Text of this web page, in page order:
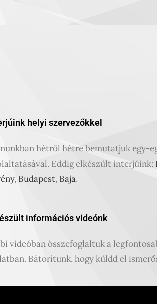
helyi szervezőkkel
hétről hétre bemutatjuk egy-
Eddig elkészült interjúink:
, Budapest, Baja.
információs videónk
videóban összefoglaltuk a
Bátorítunk, hogy küldd el